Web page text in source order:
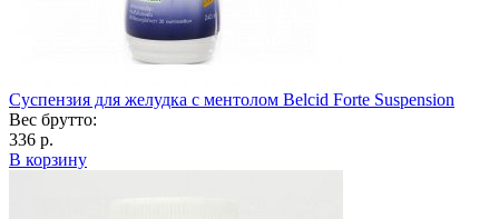
Суспензия для желудка с ментолом Belcid Forte Suspension
Вес брутто:
336 р.
В корзину